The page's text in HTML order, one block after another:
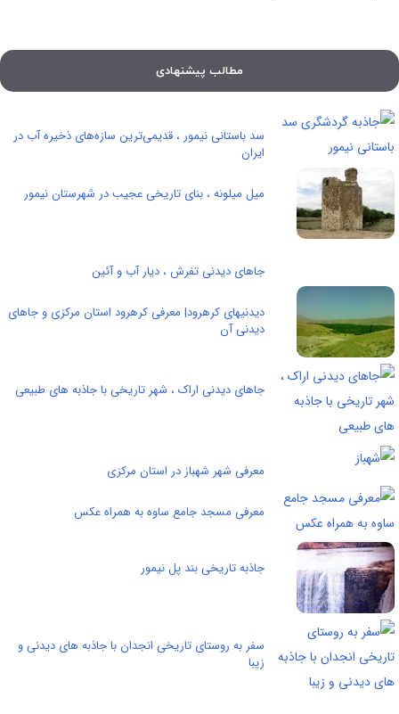
مطالب پیشنهادی
سد باستانی نیمور ، قدیمی‌ترین سازه‌های ذخیره آب در
ایران
میل میلونه ، بنای تاریخی عجیب در شهرستان نیمور
جاهای دیدنی تفرش ، دیار آب و آئین
دیدنیهای کرهرود| معرفی کرهرود استان مرکزی و جاهای
دیدنی آن
جاهای دیدنی اراک ، شهر تاریخی با جاذبه های طبیعی
معرفی شهر شهباز در استان مرکزی
معرفی مسجد جامع ساوه به همراه عکس
جاذبه تاریخی بند پل نیمور
سفر به روستای تاریخی انجدان با جاذبه های دیدنی و
زیبا